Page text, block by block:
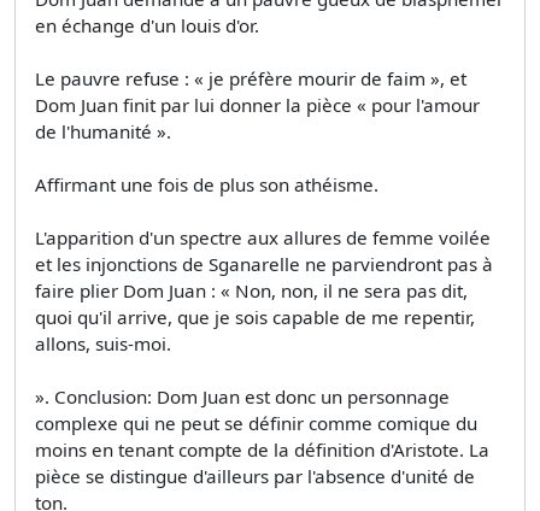
en échange d'un louis d'or.
Le pauvre refuse : « je préfère mourir de faim », et
Dom Juan finit par lui donner la pièce « pour l'amour
de l'humanité ».
Affirmant une fois de plus son athéisme.
L'apparition d'un spectre aux allures de femme voilée
et les injonctions de Sganarelle ne parviendront pas à
faire plier Dom Juan : « Non, non, il ne sera pas dit,
quoi qu'il arrive, que je sois capable de me repentir,
allons, suis-moi.
». Conclusion: Dom Juan est donc un personnage
complexe qui ne peut se définir comme comique du
moins en tenant compte de la définition d'Aristote. La
pièce se distingue d'ailleurs par l'absence d'unité de
ton.